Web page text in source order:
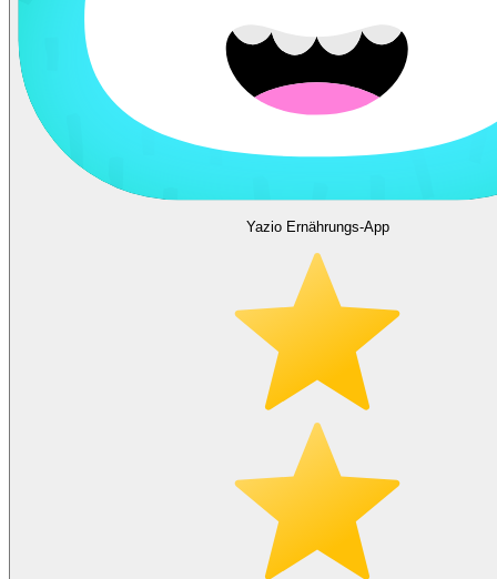
Yazio Ernährungs-App